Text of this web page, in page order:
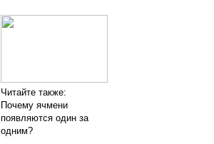
Читайте также:
Почему ячмени
появляются один за
одним?